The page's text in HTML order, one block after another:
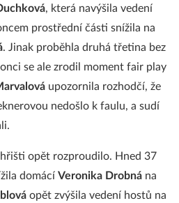
, která navýšila vedení
prostřední části snížila na
. Jinak proběhla druhá třetina bez
se ale zrodil moment fair play
upozornila rozhodčí, že
nedošlo k faulu, a sudí
opět rozproudilo. Hned 37
domácí Veronika Drobná na
opět zvýšila vedení hostů na